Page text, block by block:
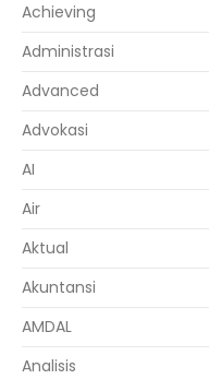
Achieving
Administrasi
Advanced
Advokasi
AI
Air
Aktual
Akuntansi
AMDAL
Analisis